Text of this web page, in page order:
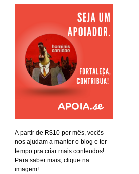
A partir de R$10 por mês, vocês
nos ajudam a manter o blog e ter
tempo pra criar mais conteudos!
Para saber mais, clique na
imagem!